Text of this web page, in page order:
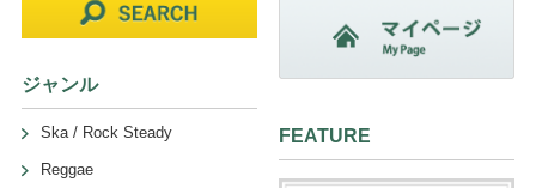
ジャンル
Ska / Rock Steady
Reggae
FEATURE